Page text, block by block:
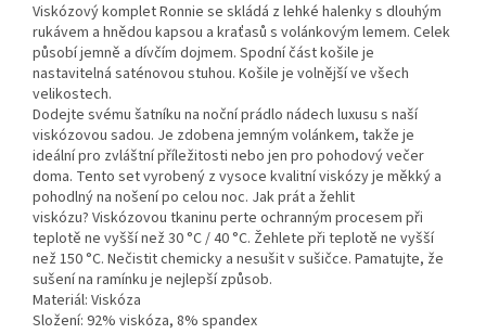
Viskózový komplet Ronnie se skládá z lehké halenky s dlouhým
rukávem a hnědou kapsou a kraťasů s volánkovým lemem. Celek
působí jemně a dívčím dojmem. Spodní část košile je
nastavitelná saténovou stuhou. Košile je volnější ve všech
velikostech.
Dodejte svému šatníku na noční prádlo nádech luxusu s naší
viskózovou sadou. Je zdobena jemným volánkem, takže je
ideální pro zvláštní příležitosti nebo jen pro pohodový večer
doma. Tento set vyrobený z vysoce kvalitní viskózy je měkký a
pohodlný na nošení po celou noc. Jak prát a žehlit
viskózu? Viskózovou tkaninu perte ochranným procesem při
teplotě ne vyšší než 30 °C / 40 °C. Žehlete při teplotě ne vyšší
než 150 °C. Nečistit chemicky a nesušit v sušičce. Pamatujte, že
sušení na ramínku je nejlepší způsob.
Materiál: Viskóza
Složení: 92% viskóza, 8% spandex